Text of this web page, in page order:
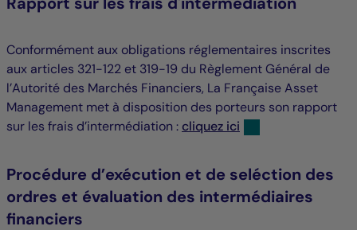
Conformément aux obligations réglementaires inscrites
aux articles 321-122 et 319-19 du Règlement Général de
l’Autorité des Marchés Financiers, La Française Asset
Management met à disposition des porteurs son rapport
sur les frais d’intermédiation : cliquez ici
Procédure d’exécution et de seléction des
ordres et évaluation des intermédiaires
financiers